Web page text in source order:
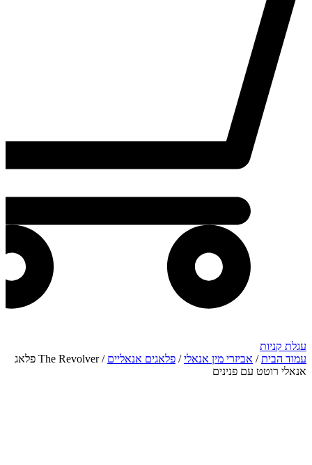
עגלת קניות
עמוד הבית/ אביזרי מין אנאלי/ פלאגים אנאליים
/ The Revolver פלאג
אנאלי רוטט עם פנינים